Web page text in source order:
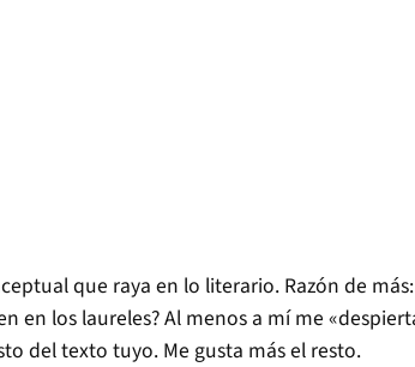
que raya en lo literario. Razón de
los laureles? Al menos a mí me
del texto tuyo. Me gusta más el resto.